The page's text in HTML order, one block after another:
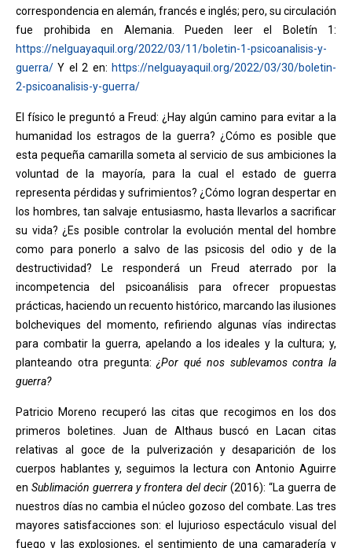
correspondencia en alemán, francés e inglés; pero, su circulación
fue prohibida en Alemania. Pueden leer el Boletín 1:
https://nelguayaquil.org/2022/03/11/boletin-1-psicoanalisis-y-
guerra/ Y el 2 en: https://nelguayaquil.org/2022/03/30/boletin-
2-psicoanalisis-y-guerra/
El físico le preguntó a Freud: ¿Hay algún camino para evitar a la
humanidad los estragos de la guerra? ¿Cómo es posible que
esta pequeña camarilla someta al servicio de sus ambiciones la
voluntad de la mayoría, para la cual el estado de guerra
representa pérdidas y sufrimientos? ¿Cómo logran despertar en
los hombres, tan salvaje entusiasmo, hasta llevarlos a sacrificar
su vida? ¿Es posible controlar la evolución mental del hombre
como para ponerlo a salvo de las psicosis del odio y de la
destructividad? Le responderá un Freud aterrado por la
incompetencia del psicoanálisis para ofrecer propuestas
prácticas, haciendo un recuento histórico, marcando las ilusiones
bolcheviques del momento, refiriendo algunas vías indirectas
para combatir la guerra, apelando a los ideales y la cultura; y,
planteando otra pregunta:¿Por qué nos sublevamos contra la
guerra?
Patricio Moreno recuperó las citas que recogimos en los dos
primeros boletines. Juan de Althaus buscó en Lacan citas
relativas al goce de la pulverización y desaparición de los
cuerpos hablantes y, seguimos la lectura con Antonio Aguirre
enSublimación guerrera y frontera del decir(2016): “La guerra de
nuestros días no cambia el núcleo gozoso del combate. Las tres
mayores satisfacciones son: el lujurioso espectáculo visual del
fuego y las explosiones, el sentimiento de una camaradería y